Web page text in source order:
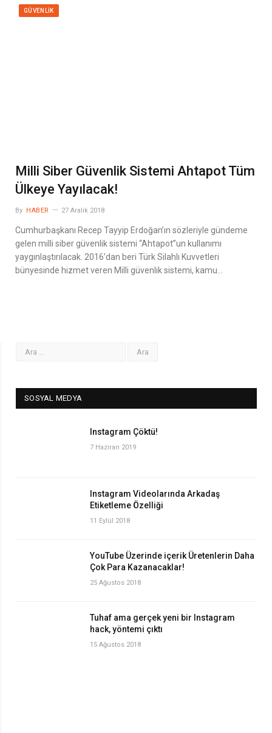
GÜVENLIK
Milli Siber Güvenlik Sistemi Ahtapot Tüm
Ülkeye Yayılacak!
By HABER 27 Aralık 2018
Cumhurbaşkanı Recep Tayyip Erdoğan’ın sözleriyle gündeme
gelen milli siber güvenlik sistemi “Ahtapot”un kullanımı
yaygınlaştırılacak. 2016’dan beri Türk Silahlı Kuvvetleri
bünyesinde hizmet veren Milli güvenlik sistemi, kamu…
SOSYAL MEDYA
Instagram Çöktü!
7 Haziran 2019
Instagram Videolarında Arkadaş
Etiketleme Özelliği
11 Eylül 2018
YouTube Üzerinde içerik Üretenlerin Daha
Çok Para Kazanacaklar!
25 Ağustos 2018
Tuhaf ama gerçek yeni bir Instagram
hack, yöntemi çıktı
15 Ağustos 2018